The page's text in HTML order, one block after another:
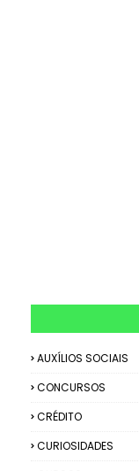
AUXÍLIOS SOCIAIS
CONCURSOS
CRÉDITO
CURIOSIDADES